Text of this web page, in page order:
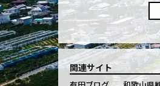
関連サイト